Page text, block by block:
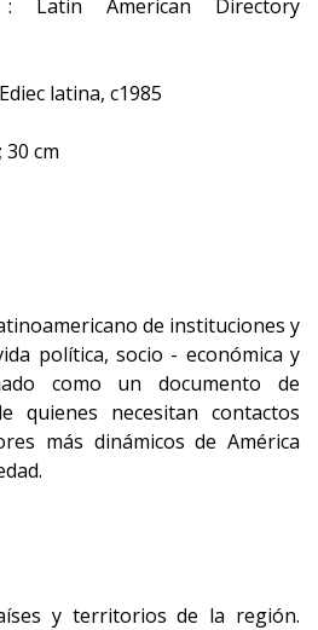
: Latin American Directory
latina, c1985
30 cm
de instituciones y
política, socio - económica y
como un documento de
quienes necesitan contactos
más dinámicos de América
y territorios de la región.